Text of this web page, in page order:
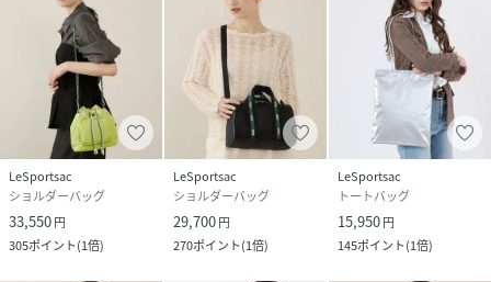
LeSportsac
ショルダーバッグ
33,550円
305ポイント(1倍)
LeSportsac
ショルダーバッグ
29,700円
270ポイント(1倍)
LeSportsac
トートバッグ
15,950円
145ポイント(1倍)